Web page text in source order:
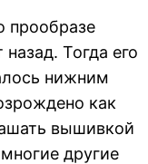
прообразе
Тогда его
нижним
как
вышивкой
другие